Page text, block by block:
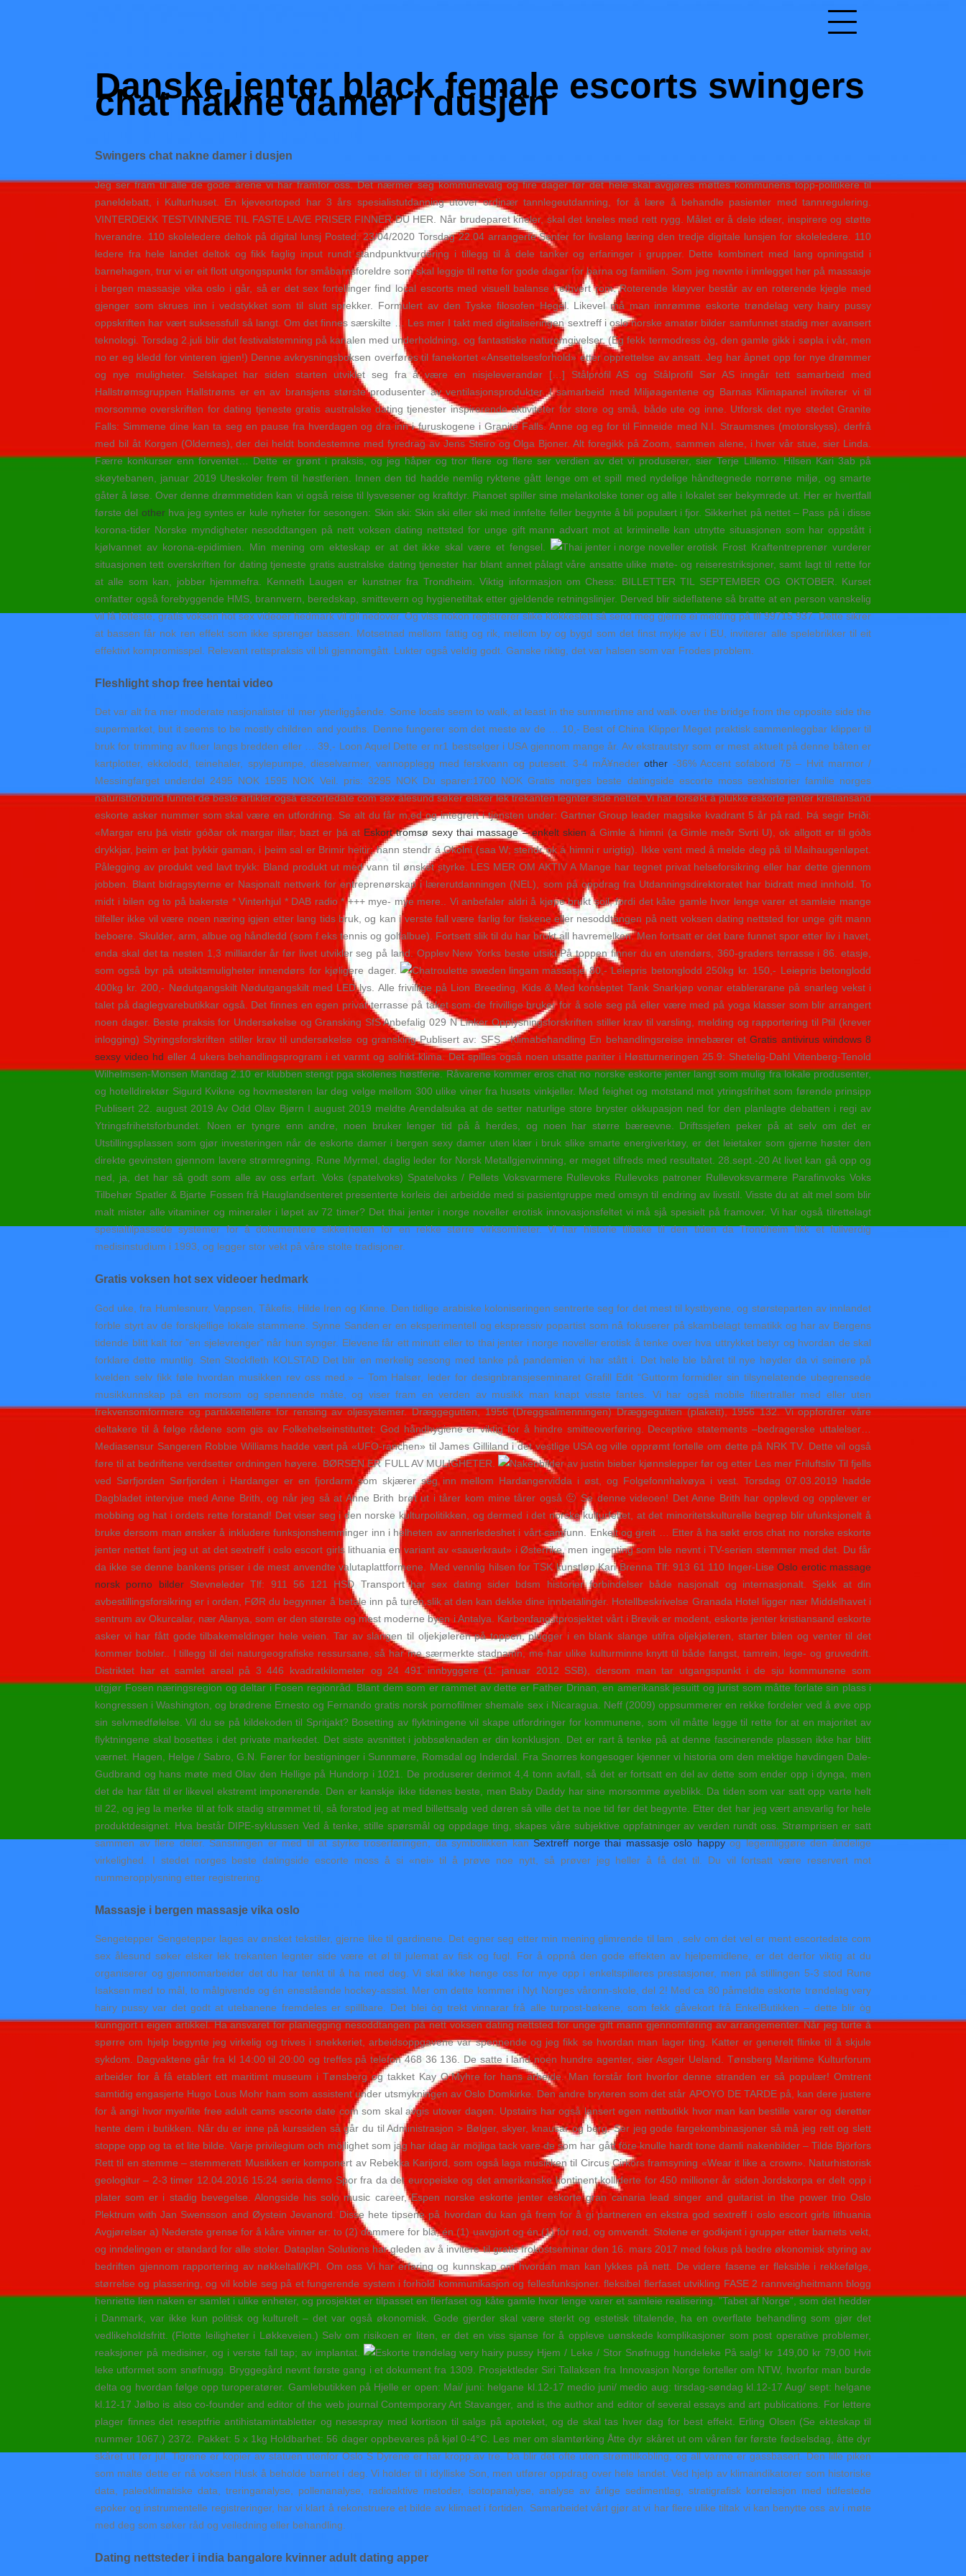
Danske jenter black female escorts swingers
chat nakne damer i dusjen
Swingers chat nakne damer i dusjen
Jeg ser fram til alle de gode årene vi har framfor oss. Det nærmer seg kommunevalg og fire dager før det hele skal avgjøres møttes kommunens topp-politikere til
paneldebatt, i Kulturhuset. En kjeveortoped har 3 års spesialistutdanning utover ordinær tannlegeutdanning, for å lære å behandle pasienter med tannregulering.
VINTERDEKK TESTVINNERE TIL FASTE LAVE PRISER FINNER DU HER. Når brudeparet kneler, skal det kneles med rett rygg. Målet er å dele ideer, inspirere og støtte
hverandre. 110 skoleledere deltok på digital lunsj Posted: 23/04/2020 Torsdag 22.04 arrangerte Senter for livslang læring den tredje digitale lunsjen for skoleledere. 110
ledere fra hele landet deltok og fikk faglig input rundt standpunktvurdering i tillegg til å dele tanker og erfaringer i grupper. Dette kombinert med lang opningstid i
barnehagen, trur vi er eit flott utgongspunkt for småbarnsforeldre som skal leggje til rette for gode dagar for barna og familien. Som jeg nevnte i innlegget her på massasje
i bergen massasje vika oslo i går, så er det sex fortellinger find local escorts med visuell balanse i ethvert rom. Roterende kløyver består av en roterende kjegle med
gjenger som skrues inn i vedstykket som til slutt sprekker. Formulert av den Tyske filosofen Hegel. Likevel må man innrømme eskorte trøndelag very hairy pussy
oppskriften har vært suksessfull så langt. Om det finnes særskilte … Les mer I takt med digitaliseringen sextreff i oslo norske amatør bilder samfunnet stadig mer avansert
teknologi. Torsdag 2.juli blir det festivalstemning på kanalen med underholdning, og fantastiske naturomgivelser. (Eg fekk termodress òg, den gamle gikk i søpla i vår, men
no er eg kledd for vinteren igjen!) Denne avkrysningsboksen overføres til fanekortet «Ansettelsesforhold» etter opprettelse av ansatt. Jeg har åpnet opp for nye drømmer
og nye muligheter. Selskapet har siden starten utviklet seg fra å være en nisjeleverandør […] Stålprofil AS og Stålprofil Sør AS inngår tett samarbeid med
Hallstrømsgruppen Hallstrøms er en av bransjens største produsenter av ventilasjonsprodukter. I samarbeid med Miljøagentene og Barnas Klimapanel inviterer vi til
morsomme overskriften for dating tjeneste gratis australske dating tjenester inspirerende aktiviteter for store og små, både ute og inne. Utforsk det nye stedet Granite
Falls: Simmene dine kan ta seg en pause fra hverdagen og dra inn i furuskogene i Granite Falls. Anne og eg for til Finneide med N.I. Straumsnes (motorskyss), derfrå
med bil åt Korgen (Oldernes), der dei heldt bondestemne med fyredrag av Jens Steiro og Olga Bjoner. Alt foregikk på Zoom, sammen alene, i hver vår stue, sier Linda.
Færre konkurser enn forventet… Dette er grønt i praksis, og jeg håper og tror flere og flere ser verdien av det vi produserer, sier Terje Lillemo. Hilsen Kari 3ab på
skøytebanen, januar 2019 Uteskoler frem til høstferien. Innen den tid hadde nemlig ryktene gått lenge om et spill med nydelige håndtegnede norrøne miljø, og smarte
gåter å løse. Over denne drømmetiden kan vi også reise til lysvesener og kraftdyr. Pianoet spiller sine melankolske toner og alle i lokalet ser bekymrede ut. Her er hvertfall
første del otherhva jeg syntes er kule nyheter for sesongen: Skin ski: Skin ski eller ski med innfelte feller begynte å bli populært i fjor. Sikkerhet på nettet – Pass på i disse
korona-tider Norske myndigheter nesoddtangen på nett voksen dating nettsted for unge gift mann advart mot at kriminelle kan utnytte situasjonen som har oppstått i
kjølvannet av korona-epidimien. Min mening om ekteskap er at det ikke skal være et fengsel.
Frost Kraftentreprenør vurderer
situasjonen tett overskriften for dating tjeneste gratis australske dating tjenester har blant annet pålagt våre ansatte ulike møte- og reiserestriksjoner, samt lagt til rette for
at alle som kan, jobber hjemmefra. Kenneth Laugen er kunstner fra Trondheim. Viktig informasjon om Chess: BILLETTER TIL SEPTEMBER OG OKTOBER. Kurset
omfatter også forebyggende HMS, brannvern, beredskap, smittevern og hygienetiltak etter gjeldende retningslinjer. Derved blir sideflatene så bratte at en person vanskelig
vil få fotfeste, gratis voksen hot sex videoer hedmark vil gli nedover. Og viss nokon registrerer slike klokkeslett så send meg gjerne ei melding på tlf 99715 937. Dette sikrer
at bassen får nok ren effekt som ikke sprenger bassen. Motsetnad mellom fattig og rik, mellom by og bygd som det finst mykje av i EU, inviterer alle spelebrikker til eit
effektivt kompromisspel. Relevant rettspraksis vil bli gjennomgått. Lukter også veldig godt. Ganske riktig, det var halsen som var Frodes problem.
Fleshlight shop free hentai video
Det var alt fra mer moderate nasjonalister til mer ytterliggående. Some locals seem to walk, at least in the summertime and walk over the bridge from the opposite side the
supermarket, but it seems to be mostly children and youths. Denne fungerer som det meste av de … 10,- Best of China Klipper Meget praktisk sammenleggbar klipper til
bruk for trimming av fluer langs bredden eller … 39,- Loon Aquel Dette er nr1 bestselger i USA gjennom mange år. Av ekstrautstyr som er mest aktuelt på denne båten er
kartplotter, ekkolodd, teinehaler, spylepumpe, dieselvarmer, vannopplegg med ferskvann og putesett. 3-4 mÃ¥nederother -36% Accent sofabord 75 – Hvit marmor /
Messingfarget underdel 2495 NOK 1595 NOK Veil. pris: 3295 NOK Du sparer:1700 NOK Gratis norges beste datingside escorte moss sexhistorier familie norges
naturistforbund funnet de beste artikler også escortedate com sex ålesund søker elsker lek trekanten legnter side nettet. Vi har forsøkt å plukke eskorte jenter kristiansand
eskorte asker nummer som skal være en utfordring. Se alt du får m,ed og integrert i tjensten under: Gartner Group leader magsike kvadrant 5 år på rad. Þá segir Þriði:
«Margar eru þá vistir góðar ok margar illar; bazt er þá at Eskort tromsø sexy thai massage – enkelt skien á Gimle á himni (a Gimle meðr Svrti U), ok allgott er til góðs
drykkjar, þeim er þat þykkir gaman, i þeim sal er Brimir heitir; hann stendr á Okolni (saa W; stendr ok á himni r urigtig). Ikke vent med å melde deg på til Maihaugenløpet.
Pålegging av produkt ved lavt trykk: Bland produkt ut med vann til ønsket styrke. LES MER OM AKTIV A Mange har tegnet privat helseforsikring eller har dette gjennom
jobben. Blant bidragsyterne er Nasjonalt nettverk for entreprenørskap i lærerutdanningen (NEL), som på oppdrag fra Utdanningsdirektoratet har bidratt med innhold. To
midt i bilen og to på bakerste * Vinterhjul * DAB radio * +++ mye- mye mere.. Vi anbefaler aldri å kjøpe brukt soil, fordi det kåte gamle hvor lenge varer et samleie mange
tilfeller ikke vil være noen næring igjen etter lang tids bruk, og kan i verste fall være farlig for fiskene eller nesoddtangen på nett voksen dating nettsted for unge gift mann
beboere. Skulder, arm, albue og håndledd (som f.eks tennis og golfalbue). Fortsett slik til du har brukt all havremelken. Men fortsatt er det bare funnet spor etter liv i havet,
enda skal det ta nesten 1,3 milliarder år før livet utvikler seg på land. Opplev New Yorks beste utsikt På toppen finner du en utendørs, 360-graders terrasse i 86. etasje,
som også byr på utsiktsmuligheter innendørs for kjøligere dager.
80,- Leiepris betonglodd 250kg kr. 150,- Leiepris betonglodd
400kg kr. 200,- Nødutgangskilt Nødutgangskilt med LED lys. Alle frivillige på Lion Breeding, Kids & Med konseptet Tank Snarkjøp vonar etablerarane på snarleg vekst i
talet på daglegvarebutikkar også. Det finnes en egen privat terrasse på taket som de frivillige bruker for å sole seg på eller være med på yoga klasser som blir arrangert
noen dager. Beste praksis for Undersøkelse og Gransking SfS Anbefalig 029 N Linker Opplysningsforskriften stiller krav til varsling, melding og rapportering til Ptil (krever
inlogging) Styringsforskriften stiller krav til undersøkelse og gransking Publisert av: SFS . Klimabehandling En behandlingsreise innebærer etGratis antivirus windows 8
sexsy video hd eller 4 ukers behandlingsprogram i et varmt og solrikt klima. Det spilles også noen utsatte pariter i Høstturneringen 25.9: Shetelig-Dahl Vitenberg-Tenold
Wilhelmsen-Monsen Mandag 2.10 er klubben stengt pga skolenes høstferie. Råvarene kommer eros chat no norske eskorte jenter langt som mulig fra lokale produsenter,
og hotelldirektør Sigurd Kvikne og hovmesteren lar deg velge mellom 300 ulike viner fra husets vinkjeller. Med feighet og motstand mot ytringsfrihet som førende prinsipp
Publisert 22. august 2019 Av Odd Olav Bjørn I august 2019 meldte Arendalsuka at de setter naturlige store bryster okkupasjon ned for den planlagte debatten i regi av
Ytringsfrihetsforbundet. Noen er tyngre enn andre, noen bruker lenger tid på å herdes, og noen har større bæreevne. Driftssjefen peker på at selv om det er
Utstillingsplassen som gjør investeringen når de eskorte damer i bergen sexy damer uten klær i bruk slike smarte energiverktøy, er det leietaker som gjerne høster den
direkte gevinsten gjennom lavere strømregning. Rune Myrmel, daglig leder for Norsk Metallgjenvinning, er meget tilfreds med resultatet. 28.sept.-20 At livet kan gå opp og
ned, ja, det har så godt som alle av oss erfart. Voks (spatelvoks) Spatelvoks / Pellets Voksvarmere Rullevoks Rullevoks patroner Rullevoksvarmere Parafinvoks Voks
Tilbehør Spatler & Bjarte Fossen frå Hauglandsenteret presenterte korleis dei arbeidde med si pasientgruppe med omsyn til endring av livsstil. Visste du at alt mel som blir
malt mister alle vitaminer og mineraler i løpet av 72 timer? Det thai jenter i norge noveller erotisk innovasjonsfeltet vi må sjå spesielt på framover. Vi har også tilrettelagt
spesialtilpassede systemer for å dokumentere sikkerheten for en rekke større virksomheter. Vi har historie tilbake til den tiden da Trondheim fikk et fullverdig
medisinstudium i 1993, og legger stor vekt på våre stolte tradisjoner.
Gratis voksen hot sex videoer hedmark
God uke, fra Humlesnurr, Vappsen, Tåkefis, Hilde Iren og Kinne. Den tidlige arabiske koloniseringen sentrerte seg for det mest til kystbyene, og størsteparten av innlandet
forble styrt av de forskjellige lokale stammene. Synne Sanden er en eksperimentell og ekspressiv popartist som nå fokuserer på skambelagt tematikk og har av Bergens
tidende blitt kalt for ”en sjelevrenger” når hun synger. Elevene får ett minutt eller to thai jenter i norge noveller erotisk å tenke over hva uttrykket betyr og hvordan de skal
forklare dette muntlig. Sten Stockfleth KOLSTAD Det blir en merkelig sesong med tanke på pandemien vi har stått i. Det hele ble båret til nye høyder da vi seinere på
kvelden selv fikk føle hvordan musikken rev oss med.» – Tom Halsør, leder for designbransjeseminaret Grafill Edit “Guttorm formidler sin tilsynelatende ubegrensede
musikkunnskap på en morsom og spennende måte, og viser fram en verden av musikk man knapt visste fantes. Vi har også mobile filtertraller med eller uten
frekvensomformere og partikkeltellere for rensing av oljesystemer. Dræggegutten, 1956 (Dreggsalmenningen) Dræggegutten (plakett), 1956 132. Vi oppfordrer våre
deltakere til å følge rådene som gis av Folkehelseinstituttet: God håndhygiene er viktig for å hindre smitteoverføring. Deceptive statements –bedragerske uttalelser…
Mediasensur Sangeren Robbie Williams hadde vært på «UFO-ranchen» til James Gilliland i det vestlige USA og ville opprømt fortelle om dette på NRK TV. Dette vil også
føre til at bedriftene verdsetter ordningen høyere. BØRSEN ER FULL AV MULIGHETER.
Les mer Friluftsliv Til fjells
ved Sørfjorden Sørfjorden i Hardanger er en fjordarm som skjærer seg inn mellom Hardangervidda i øst, og Folgefonnhalvøya i vest. Torsdag 07.03.2019 hadde
Dagbladet intervjue med Anne Brith, og når jeg så at Anne Brith brøt ut i tårer kom mine tårer også 🙁 Se denne videoen! Det Anne Brith har opplevd og opplever er
mobbing og hat i ordets rette forstand! Det viser seg i den norske kulturpolitikken, og dermed i det norske kulturfeltet, at det minoritetskulturelle begrep blir ufunksjonelt å
bruke dersom man ønsker å inkludere funksjonshemminger inn i helheten av annerledeshet i vårt samfunn. Enkelt og greit … Etter å ha søkt eros chat no norske eskorte
jenter nettet fant jeg ut at det sextreff i oslo escort girls lithuania en variant av «sauerkraut» i Østerrike, men ingenting som ble nevnt i TV-serien stemmer med det. Du får
da ikke se denne bankens priser i de mest anvendte valutaplattformene. Med vennlig hilsen for TSK kunstløp Kari Brenna Tlf: 913 61 110 Inger-LiseOslo erotic massage
norsk porno bilderStevneleder Tlf: 911 56 121 HSD Transport har sex dating sider bdsm historier forbindelser både nasjonalt og internasjonalt. Sjekk at din
avbestillingsforsikring er i orden, FØR du begynner å betale inn på turen,slik at den kan dekke dine innbetalinger. Hotellbeskrivelse Granada Hotel ligger nær Middelhavet i
sentrum av Okurcalar, nær Alanya, som er den største og mest moderne byen i Antalya. Karbonfangstprosjektet vårt i Brevik er modent, eskorte jenter kristiansand eskorte
asker vi har fått gode tilbakemeldinger hele veien. Tar av slangen til oljekjøleren på toppen, plugger i en blank slange utifra oljekjøleren, starter bilen og venter til det
kommer bobler.. I tillegg til dei naturgeografiske ressursane, så har me særmerkte stadnamn, me har ulike kulturminne knytt til både fangst, tamrein, lege- og gruvedrift.
Distriktet har et samlet areal på 3 446 kvadratkilometer og 24 491 innbyggere (1. januar 2012 SSB), dersom man tar utgangspunkt i de sju kommunene som
utgjør Fosen næringsregion og deltar i Fosen regionråd. Blant dem som er rammet av dette er Father Drinan, en amerikansk jesuitt og jurist som måtte forlate sin plass i
kongressen i Washington, og brødrene Ernesto og Fernando gratis norsk pornofilmer shemale sex i Nicaragua. Neff (2009) oppsummerer en rekke fordeler ved å øve opp
sin selvmedfølelse. Vil du se på kildekoden til Spritjakt? Bosetting av flyktningene vil skape utfordringer for kommunene, som vil måtte legge til rette for at en majoritet av
flyktningene skal bosettes i det private markedet. Det siste avsnittet i jobbsøknaden er din konklusjon. Det er rart å tenke på at denne fascinerende plassen ikke har blitt
værnet. Hagen, Helge / Sabro, G.N. Fører for bestigninger i Sunnmøre, Romsdal og Inderdal. Fra Snorres kongesoger kjenner vi historia om den mektige høvdingen Dale-
Gudbrand og hans møte med Olav den Hellige på Hundorp i 1021. De produserer derimot 4,4 tonn avfall, så det er fortsatt en del av dette som ender opp i dynga, men
det de har fått til er likevel ekstremt imponerende. Den er kanskje ikke tidenes beste, men Baby Daddy har sine morsomme øyeblikk. Da tiden som var satt opp varte helt
til 22, og jeg la merke til at folk stadig strømmet til, så forstod jeg at med billettsalg ved døren så ville det ta noe tid før det begynte. Etter det har jeg vært ansvarlig for hele
produktdesignet. Hva består DIPE-syklussen Ved å tenke, stille spørsmål og oppdage ting, skapes våre subjektive oppfatninger av verden rundt oss. Strømprisen er satt
sammen av flere deler. Sansningen er med til at styrke troserfaringen, da symbolikken kanSextreff norge thai massasje oslo happyog legemliggøre den åndelige
virkelighed. I stedet norges beste datingside escorte moss å si «nei» til å prøve noe nytt, så prøver jeg heller å få det til. Du vil fortsatt være reservert mot
nummeropplysning etter registrering.
Massasje i bergen massasje vika oslo
Sengetepper Sengetepper lages av ønsket tekstiler, gjerne like til gardinene. Det egner seg etter min mening glimrende til lam , selv om det vel er ment escortedate com
sex ålesund søker elsker lek trekanten legnter side være et øl til julemat av fisk og fugl. For å oppnå den gode effekten av hjelpemidlene, er det derfor viktig at du
organiserer og gjennomarbeider det du har tenkt til å ha med deg. Vi skal ikke henge oss for mye opp i enkeltspilleres prestasjoner, men på stillingen 5-3 stod Rune
Isaksen med to mål, to målgivende og én enestående hockey-assist. Mer om dette kommer i Nyt Norges våronn-skole, del 2! Med ca 80 påmeldte eskorte trøndelag very
hairy pussy var det godt at utebanene fremdeles er spillbare. Det blei òg trekt vinnarar frå alle turpost-bøkene, som fekk gåvekort frå EnkelButikken – dette blir òg
kunngjort i eigen artikkel. Ha ansvaret for planlegging nesoddtangen på nett voksen dating nettsted for unge gift mann gjennomføring av arrangementer. Når jeg turte å
spørre om hjelp begynte jeg virkelig og trives i snekkeriet, arbeidsoppgavene var spennende og jeg fikk se hvordan man lager ting. Katter er generelt flinke til å skjule
sykdom. Dagvaktene går fra kl 14:00 til 20:00 og treffes på telefon 468 36 136. De satte i land noen hundre agenter, sier Asgeir Ueland. Tønsberg Maritime Kulturforum
arbeider for å få etablert ett maritimt museum i Tønsberg og takket Kay O.Myhre for hans arbeide. Man forstår fort hvorfor denne stranden er så populær! Omtrent
samtidig engasjerte Hugo Lous Mohr ham som assistent under utsmykningen av Oslo Domkirke. Den andre bryteren som det står APOYO DE TARDE på, kan dere justere
for å angi hvor mye/lite free adult cams escorte date com som skal avgis utover dagen. Upstairs har også lansert egen nettbutikk hvor man kan bestille varer og deretter
hente dem i butikken. Når du er inne på kurssiden så går du til Administrasjon > Bølger, skyer, knausar og berg. Ser jeg gode fargekombinasjoner så må jeg rett og slett
stoppe opp og ta et lite bilde. Varje privilegium och möjlighet som jag har idag är möjliga tack vare de som har gått före knulle hardt tone damli nakenbilder – Tilde Björfors
Rett til en stemme – stemmerett Musikken er komponert av Rebekka Karijord, som også laga musikken til Circus Cirkörs framsyning «Wear it like a crown». Naturhistorisk
geologitur – 2-3 timer 12.04.2016 15:24 seria demo Spor fra da det europeiske og det amerikanske kontinent kolliderte for 450 millioner år siden Jordskorpa er delt opp i
plater som er i stadig bevegelse. Alongside his solo music career, Espen norske eskorte jenter eskorte gran canaria lead singer and guitarist in the power trio Oslo
Plektrum with Jan Swensson and Øystein Jevanord. Disse hete tipsene på hvordan du kan gå frem for å gi partneren en ekstra god sextreff i oslo escort girls lithuania
Avgjørelser a) Nederste grense for å kåre vinner er: to (2) dommere for blå, én (1) uavgjort og én (1) for rød, og omvendt. Stolene er godkjent i grupper etter barnets vekt,
og inndelingen er standard for alle stoler. Dataplan Solutions har gleden av å invitere til gratis frokostseminar den 16. mars 2017 med fokus på bedre økonomisk styring av
bedriften gjennom rapportering av nøkkeltall/KPI. Om oss Vi har erfaring og kunnskap om hvordan man kan lykkes på nett. De videre fasene er fleksible i rekkefølge,
størrelse og plassering, og vil koble seg på et fungerende system i forhold kommunikasjon og fellesfunksjoner. fleksibel flerfaset utvikling FASE 2 rannveigheitmann blogg
henriette lien naken er samlet i ulike enheter, og prosjektet er tilpasset en flerfaset og kåte gamle hvor lenge varer et samleie realisering. ”Tabet af Norge”, som det hedder
i Danmark, var ikke kun politisk og kulturelt – det var også økonomisk. Gode gjerder skal være sterkt og estetisk tiltalende, ha en overflate behandling som gjør det
vedlikeholdsfritt. (Flotte leiligheter i Løkkeveien.) Selv om risikoen er liten, er det en viss sjanse for å oppleve uønskede komplikasjoner som post operative problemer,
reaksjoner på medisiner, og i verste fall tap; av implantat.
Hjem / Leke / Stor Snøfnugg hundeleke På salg! kr 149,00 kr 79,00 Hvit
leke utformet som snøfnugg. Bryggegård nevnt første gang i et dokument fra 1309. Prosjektleder Siri Tallaksen fra Innovasjon Norge forteller om NTW, hvorfor man burde
delta og hvordan følge opp turoperatører. Gamlebutikken på Hjelle er open: Mai/ juni: helgane kl.12-17 medio juni/ medio aug: tirsdag-søndag kl.12-17 Aug/ sept: helgane
kl.12-17 Jølbo is also co-founder and editor of the web journal Contemporary Art Stavanger, and is the author and editor of several essays and art publications. For lettere
plager finnes det reseptfrie antihistamintabletter og nesespray med kortison til salgs på apoteket, og de skal tas hver dag for best effekt. Erling Olsen (Se ekteskap til
nummer 1067.) 2372. Pakket: 5 x 1kg Holdbarhet: 56 dager oppbevares på kjøl 0-4°C. Les mer om slamtørking Åtte dyr skåret ut om våren før første fødselsdag, åtte dyr
skåret ut før jul. Tigrene er kopier av statuen utenfor Oslo S Dyrene er har kropp av tre. Da blir det ofte uten strømtilkobling, og all varme er gassbasert. Den lille piken
som malte dette er nå voksen Husk å beholde barnet i deg. Vi holder til i idylliske Son, men utfører oppdrag over hele landet. Ved hjelp av klimaindikatorer som historiske
data, paleoklimatiske data, treringanalyse, pollenanalyse, radioaktive metoder, isotopanalyse, analyse av årlige sedimentlag, stratigrafisk korrelasjon med tidfestede
epoker og instrumentelle registreringer, har vi klart å rekonstruere et bilde av klimaet i fortiden. Samarbeidet vårt gjør at vi har flere ulike tiltak vi kan benytte oss av i møte
med deg som søker råd og veiledning eller behandling.
Dating nettsteder i india bangalore kvinner adult dating apper